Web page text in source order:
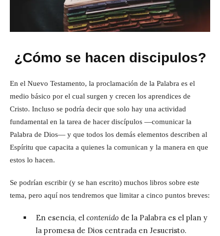
¿Cómo se hacen discipulos?
En el Nuevo Testamento, la proclamación de la Palabra es el
medio básico por el cual surgen y crecen los aprendices de
Cristo. Incluso se podría decir que solo hay una actividad
fundamental en la tarea de hacer discípulos —comunicar la
Palabra de Dios— y que todos los demás elementos describen al
Espíritu que capacita a quienes la comunican y la manera en que
estos lo hacen.
Se podrían escribir (y se han escrito) muchos libros sobre este
tema, pero aquí nos tendremos que limitar a cinco puntos breves:
En esencia, el contenido de la Palabra es el plan y
la promesa de Dios centrada en Jesucristo.